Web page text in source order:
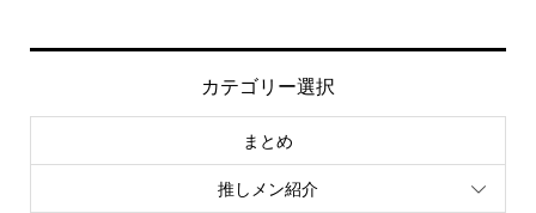
カテゴリー選択
まとめ
推しメン紹介